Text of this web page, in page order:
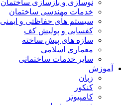
نوسازی و بازسازی ساختمان
خدمات مهندسی ساختمان
سیستم های حفاظتی و ایمنی
کفسابی و پولیش کف
سازه های پیش ساخته
معماری اسلامی
سایر خدمات ساختمانی
آموزش
زبان
کنکور
کامپیوتر